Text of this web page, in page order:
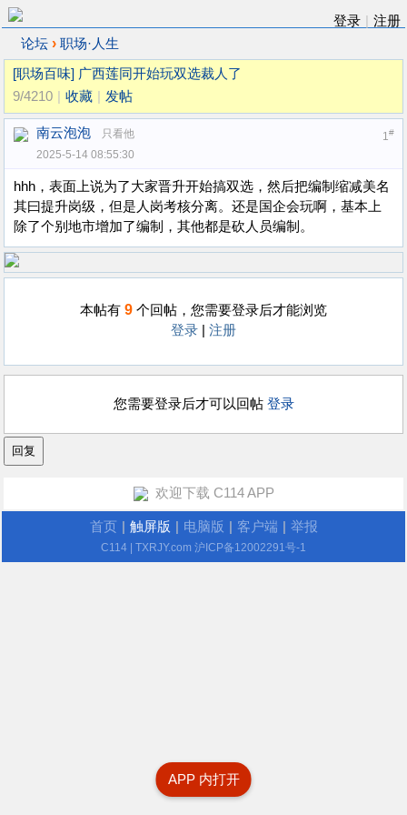
登录
注册
论坛 › 职场·人生
[职场百味] 广西莲同开始玩双选裁人了
9/4210
收藏 发帖
1#
南云泡泡
只看他
2025-5-14 08:55:30
hhh，表面上说为了大家晋升开始搞双选，然后把编制缩减美名
其曰提升岗级，但是人岗考核分离。还是国企会玩啊，基本上
除了个别地市增加了编制，其他都是砍人员编制。
本帖有 9 个回帖，您需要登录后才能浏览
登录
注册
您需要登录后才可以回帖 登录
APP 内打开
欢迎下载 C114 APP
首页 触屏版 电脑版 客户端 举报
C114 | TXRJY.com 沪ICP备12002291号-1